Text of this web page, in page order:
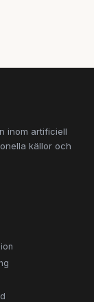
inom artificiell
källor och